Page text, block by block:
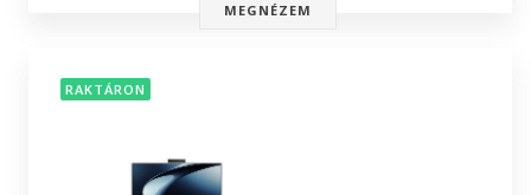
MEGNÉZEM
RAKTÁRON